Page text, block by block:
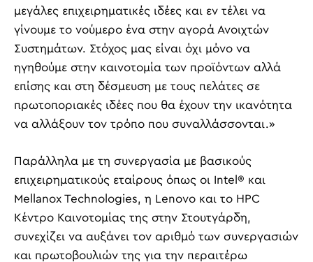
μεγάλες επιχειρηματικές ιδέες και εν τέλει να
γίνουμε το νούμερο ένα στην αγορά Ανοιχτών
Συστημάτων. Στόχος μας είναι όχι μόνο να
ηγηθούμε στην καινοτομία των προϊόντων αλλά
επίσης και στη δέσμευση με τους πελάτες σε
πρωτοποριακές ιδέες που θα έχουν την ικανότητα
να αλλάξουν τον τρόπο που συναλλάσσονται.»
Παράλληλα με τη συνεργασία με βασικούς
επιχειρηματικούς εταίρους όπως οι Intel® και
Mellanox Technologies, η Lenovo και το HPC
Κέντρο Καινοτομίας της στην Στουτγάρδη,
συνεχίζει να αυξάνει τον αριθμό των συνεργασιών
και πρωτοβουλιών της για την περαιτέρω